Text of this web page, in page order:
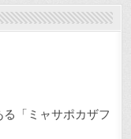
「ミャサポカザフ